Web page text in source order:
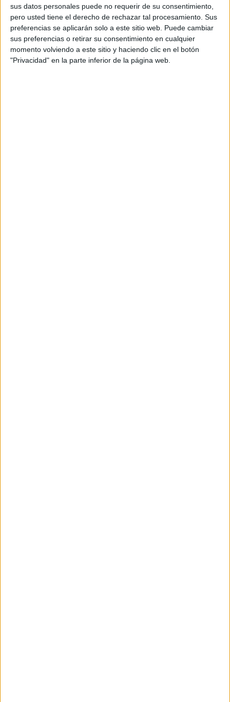
sus datos personales puede no requerir de su consentimiento,
pero usted tiene el derecho de rechazar tal procesamiento. Sus
preferencias se aplicarán solo a este sitio web. Puede cambiar
sus preferencias o retirar su consentimiento en cualquier
momento volviendo a este sitio y haciendo clic en el botón
"Privacidad" en la parte inferior de la página web.